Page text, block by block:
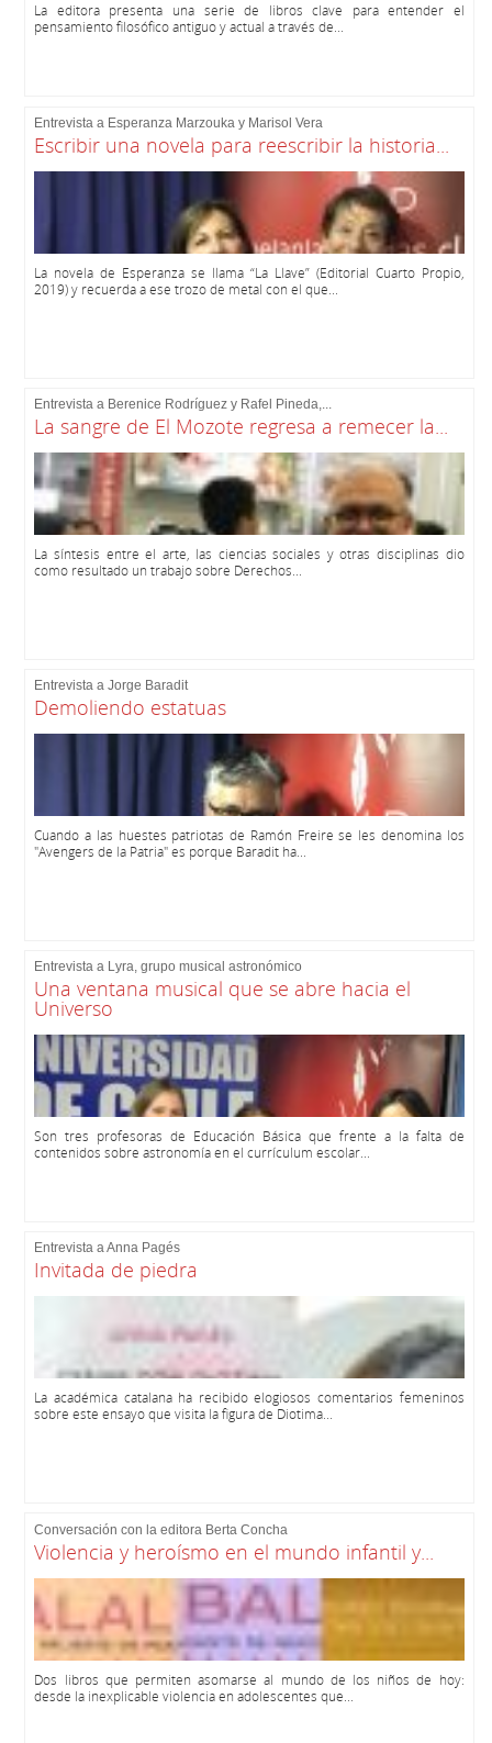
La editora presenta una serie de libros clave para entender el
pensamiento filosófico antiguo y actual a través de...
Entrevista a Esperanza Marzouka y Marisol Vera
Escribir una novela para reescribir la historia...
La novela de Esperanza se llama “La Llave” (Editorial Cuarto Propio,
2019) y recuerda a ese trozo de metal con el que...
Entrevista a Berenice Rodríguez y Rafel Pineda,...
La sangre de El Mozote regresa a remecer la...
La síntesis entre el arte, las ciencias sociales y otras disciplinas dio
como resultado un trabajo sobre Derechos...
Entrevista a Jorge Baradit
Demoliendo estatuas
Cuando a las huestes patriotas de Ramón Freire se les denomina los
"Avengers de la Patria" es porque Baradit ha...
Entrevista a Lyra, grupo musical astronómico
Una ventana musical que se abre hacia el
Universo
Son tres profesoras de Educación Básica que frente a la falta de
contenidos sobre astronomía en el currículum escolar...
Entrevista a Anna Pagés
Invitada de piedra
La académica catalana ha recibido elogiosos comentarios femeninos
sobre este ensayo que visita la figura de Diotima...
Conversación con la editora Berta Concha
Violencia y heroísmo en el mundo infantil y...
Dos libros que permiten asomarse al mundo de los niños de hoy:
desde la inexplicable violencia en adolescentes que...